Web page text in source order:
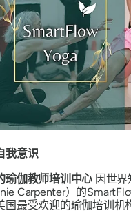
我意识
瑜伽教师培训中心 因世
Carpenter）的
国最受欢迎的瑜伽培训机